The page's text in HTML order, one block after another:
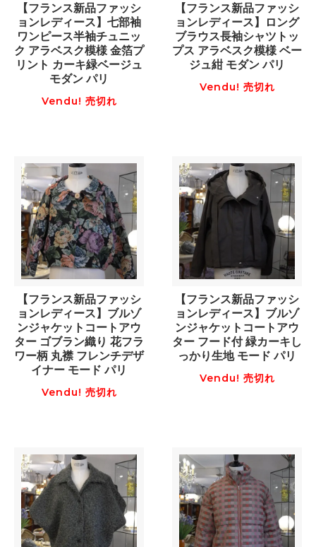
【フランス新品ファッシ
ョンレディース】七部袖
ワンピース半袖チュニッ
ク アラベスク模様 金箔プ
リント カーキ緑ベージュ
モダン パリ
Vendu! 売切れ
【フランス新品ファッシ
ョンレディース】ロング
ブラウス長袖シャツトッ
プス アラベスク模様 ベー
ジュ紺 モダン パリ
Vendu! 売切れ
【フランス新品ファッシ
ョンレディース】ブルゾ
ンジャケットコートアウ
ター ゴブラン織り 花フラ
ワー柄 丸襟 フレンチデザ
イナー モード パリ
Vendu! 売切れ
【フランス新品ファッシ
ョンレディース】ブルゾ
ンジャケットコートアウ
ター フード付 緑カーキし
っかり生地 モード パリ
Vendu! 売切れ